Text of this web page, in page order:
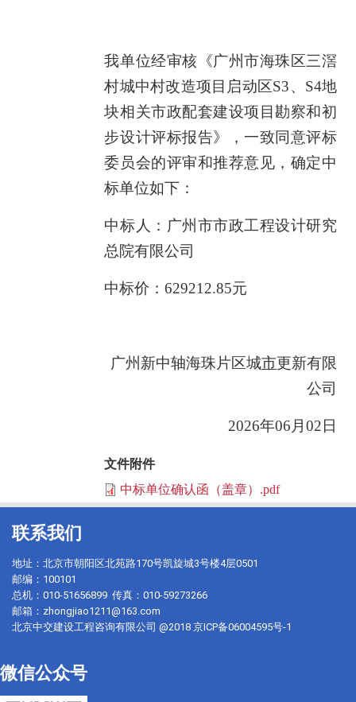
我单位经审核 《广州市海珠区三滘
村城中村改造项目启动区S3、S4地
块相关市政配套建设项目勘察和初
步设计评标报告》，一致同意评标
委员会的评审和推荐意见，确定中
标单位如下：
中标人：广州市市政工程设计研究
总院有限公司
中标价：629212.85元
广州新中轴海珠片区城市更新有限
公司
2026年06 月02 日
文件附件
中标单位确认函（盖章）.pdf
联系我们
地址：北京市朝阳区北苑路170号凯旋城3号楼4层0501
邮编：100101
总机：010-51656899 传真：010-59273266
邮箱：zhongjiao1211@163.com
北京中交建设工程咨询有限公司 @2018 京ICP备06004595号-1
微信公众号